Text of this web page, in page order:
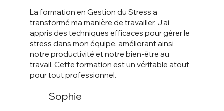
La formation en Gestion du Stress a
transformé ma manière de travailler. J'ai
appris des techniques efficaces pour gérer le
stress dans mon équipe, améliorant ainsi
notre productivité et notre bien-être au
travail. Cette formation est un véritable atout
pour tout professionnel.
Sophie